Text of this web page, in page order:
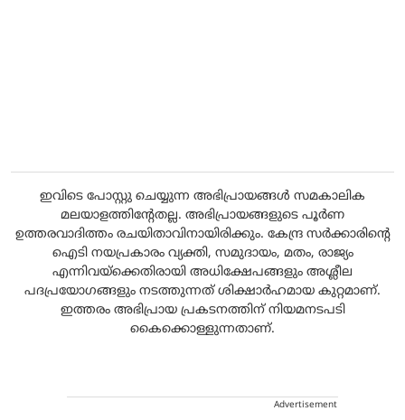
ഇവിടെ പോസ്റ്റു ചെയ്യുന്ന അഭിപ്രായങ്ങൾ സമകാലിക
മലയാളത്തിന്റേതല്ല. അഭിപ്രായങ്ങളുടെ പൂർണ
ഉത്തരവാദിത്തം രചയിതാവിനായിരിക്കും. കേന്ദ്ര സർക്കാരിന്റെ
ഐടി നയപ്രകാരം വ്യക്തി, സമുദായം, മതം, രാജ്യം
എന്നിവയ്ക്കെതിരായി അധിക്ഷേപങ്ങളും അശ്ലീല
പദപ്രയോഗങ്ങളും നടത്തുന്നത് ശിക്ഷാർഹമായ കുറ്റമാണ്.
ഇത്തരം അഭിപ്രായ പ്രകടനത്തിന് നിയമനടപടി
കൈക്കൊള്ളുന്നതാണ്.
Advertisement